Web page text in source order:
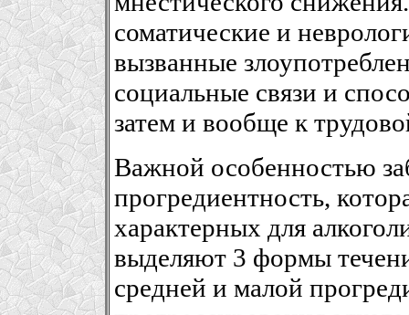
соматические и
вызванные
социальные связи и
затем и вообще к
Важной особенностью
прогредиентность,
характерных для
выделяют 3 формы
средней и малой